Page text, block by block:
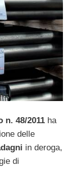
n. 48/2011 ha
delle
in deroga,
di